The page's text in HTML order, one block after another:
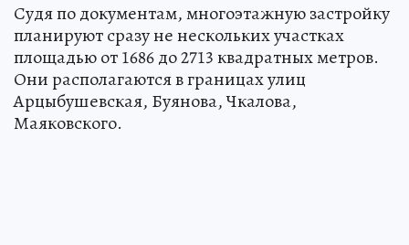
Судя по документам, многоэтажную застройку
планируют сразу не нескольких участках
площадью от 1686 до 2713 квадратных метров.
Они располагаются в границах улиц
Арцыбушевская, Буянова, Чкалова,
Маяковского.